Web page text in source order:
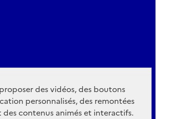
des vidéos, des boutons
personnalisés, des remontées
contenus animés et interactifs.